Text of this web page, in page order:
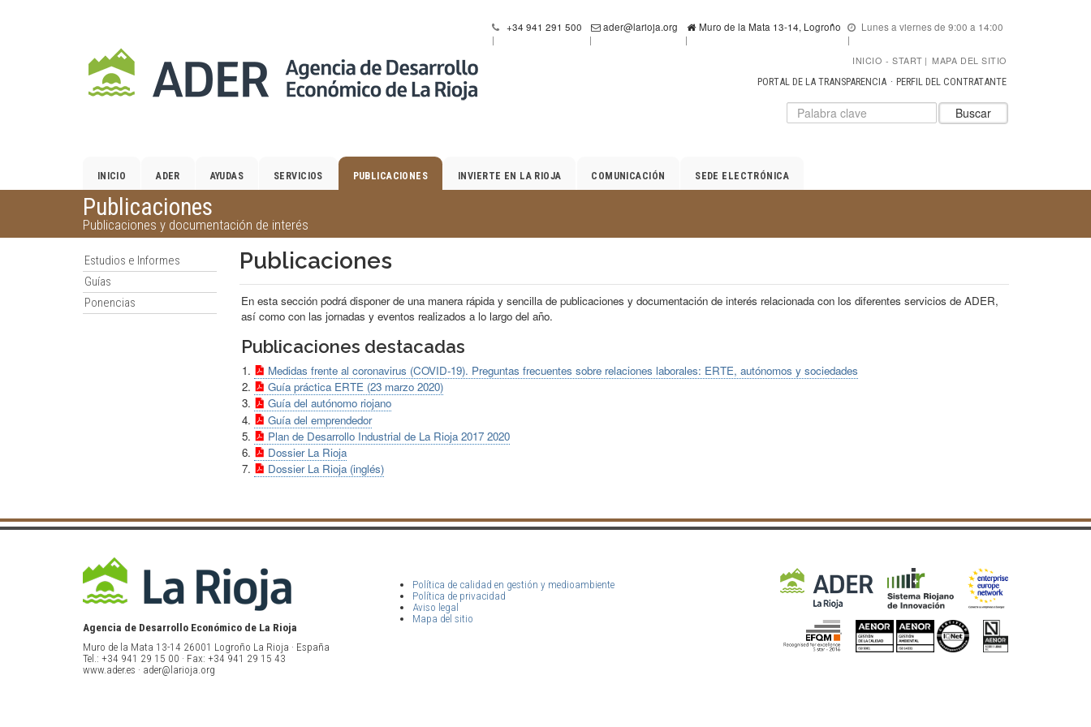
contenido
principal.
+34 941 291 500 ader@larioja.org Muro de la Mata 13-14, Logroño Lunes a viernes de 9:00 a 14:00
INICIO START | MAPA DEL SITIO
PORTAL DE LA TRANSPARENCIA
PERFIL DEL CONTRATANTE
Datos
para
de
Introduzca
el
buscar
Buscar
INICIO ADER AYUDAS SERVICIOS PUBLICACIONES INVIERTE EN LA RIOJA COMUNICACIÓN SEDE ELECTRÓNICA
Publicaciones
Publicaciones y documentación de interés
Estudios e Informes
Guías
Ponencias
Publicaciones
En esta sección podrá disponer de una manera rápida y sencilla de publicaciones y documentación de interés relacionada con los diferentes servicios de ADER,
así como con las jornadas y eventos realizados a lo largo del año.
Publicaciones destacadas
Medidas frente al coronavirus (COVID-19). Preguntas frecuentes sobre relaciones laborales: ERTE, autónomos y sociedades
Guía práctica ERTE (23 marzo 2020)
Guía del autónomo riojano
Guía del emprendedor
Plan de Desarrollo Industrial de La Rioja 2017 2020
Dossier La Rioja
Dossier La Rioja (inglés)
Agencia de Desarrollo Económico de La Rioja
Muro de la Mata 13-14 26001 Logroño La Rioja · España
Tel.: +34 941 29 15 00 · Fax: +34 941 29 15 43
www.ader.es · ader@larioja.org
Política de calidad en gestión y medioambiente
Política de privacidad
Aviso legal
Mapa del sitio